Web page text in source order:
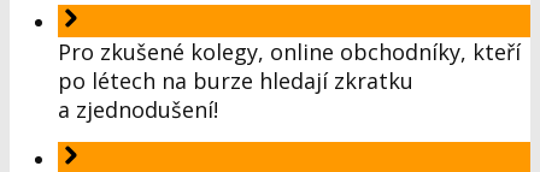
Pro zkušené kolegy, online obchodníky, kteří
po létech na burze hledají zkratku
a zjednodušení!